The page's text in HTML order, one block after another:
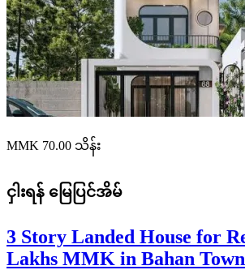
MMK 70.00 သိန်း
ငှါးရန် မြေပြင်အိမ်
3 Story Landed House for
Lakhs MMK in Bahan